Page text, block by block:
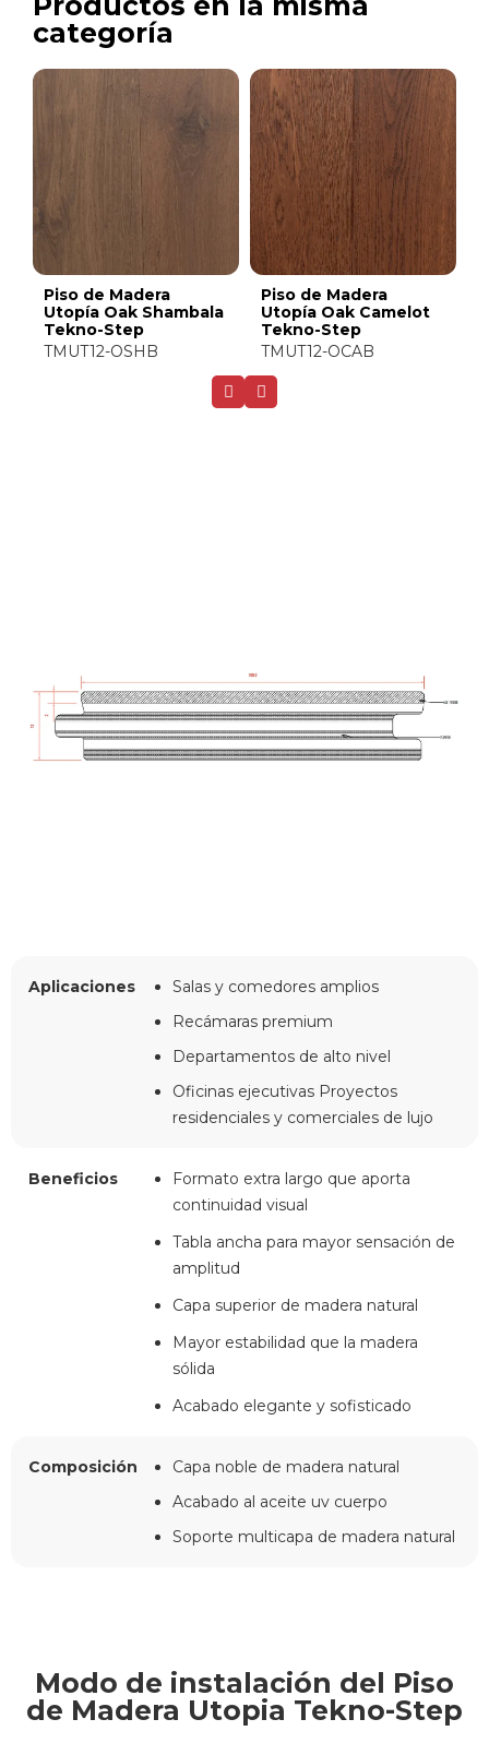
categoría
Piso de Madera
Utopía Oak Shambala
Tekno-Step
TMUT12-OSHB
Piso de Madera
Utopía Oak Camelot
Tekno-Step
TMUT12-OCAB
Aplicaciones
Salas y comedores amplios
Recámaras premium
Departamentos de alto nivel
Oficinas ejecutivas Proyectos
residenciales y comerciales de lujo
Beneficios
Formato extra largo que aporta
continuidad visual
Tabla ancha para mayor sensación de
amplitud
Capa superior de madera natural
Mayor estabilidad que la madera
sólida
Acabado elegante y sofisticado
Composición
Capa noble de madera natural
Acabado al aceite uv cuerpo
Soporte multicapa de madera natural
Modo de instalación del Piso
de Madera Utopia Tekno-Step